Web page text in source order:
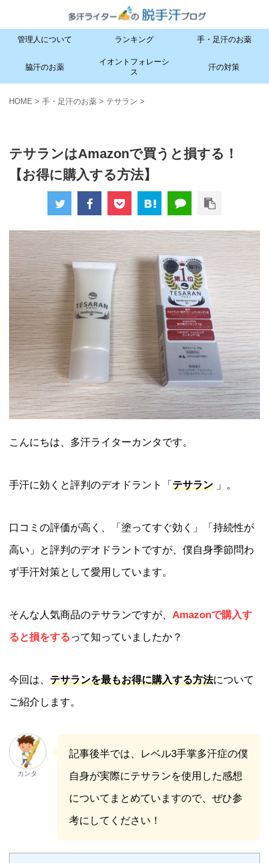
管理人について ランキング 手・足汗のお薬
脇汗のお薬
イオントフォレーシ
ス
汗の対策
HOME > 手・足汗のお薬 > テサラン >
テサランはAmazonで買うと損する！
【お得に購入する方法】
こんにちは、多汗ライターカンタです。
手汗に効くと評判のデオドラント「 テサラン 」。
口コミの評価が高く、「塗ってすぐ効く」「持続性が
高い」と評判のデオドラントですが、僕自身季節問わ
ず手汗対策として愛用しています。
そんな人気商品のテサランですが、 Amazonで購入す
ると損をするって知っていましたか？
今回は、 テサランを最もお得に購入する方法について
ご紹介します。
カンタ
記事後半では、レベル3手掌多汗症の僕
自身が実際にテサランを使用した感想
についてまとめていますので、ぜひ参
考にしてください！